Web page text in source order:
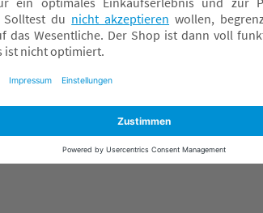
Kinderwagenketten
Regen- & Kälteschutz
Sonnen- & Insektenschutz Kinderwagen
Sportsitze
Tragewannen